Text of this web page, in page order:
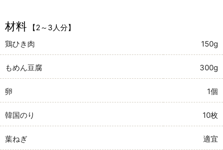
材料
【2～3人分】
鶏ひき肉
150g
もめん豆腐 300g
卵 1個
韓国のり 10枚
葉ねぎ 適宜